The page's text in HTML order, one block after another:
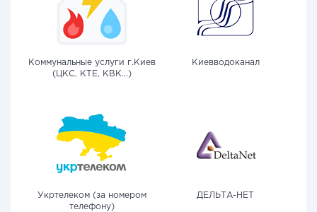
Коммунальные услуги г.Киев
(ЦКС, КТЕ, КВК...)
Киевводоканал
Укртелеком (за номером
телефону)
ДЕЛЬТА-НЕТ